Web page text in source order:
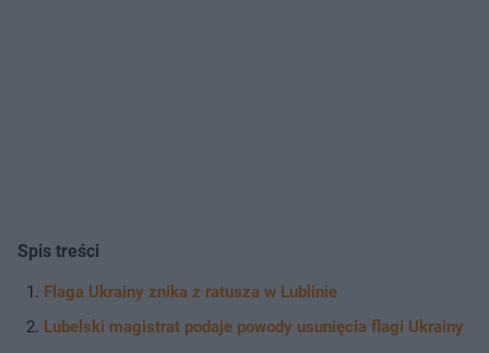
Spis treści
Flaga Ukrainy znika z ratusza w Lublinie
Lubelski magistrat podaje powody usunięcia flagi Ukrainy